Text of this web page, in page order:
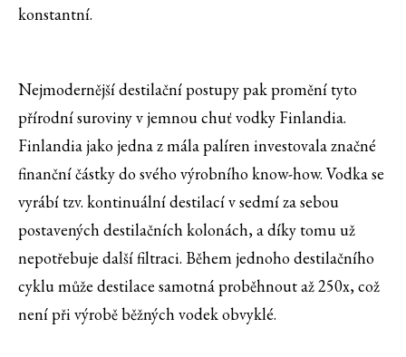
konstantní.
Nejmodernější destilační postupy pak promění tyto
přírodní suroviny v jemnou chuť vodky Finlandia.
Finlandia jako jedna z mála palíren investovala značné
finanční částky do svého výrobního know-how. Vodka se
vyrábí tzv. kontinuální destilací v sedmí za sebou
postavených destilačních kolonách, a díky tomu už
nepotřebuje další filtraci. Během jednoho destilačního
cyklu může destilace samotná proběhnout až 250x, což
není při výrobě běžných vodek obvyklé.